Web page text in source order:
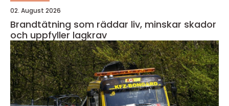
02. August 2026
Brandtätning som räddar liv, minskar skador
och uppfyller lagkrav